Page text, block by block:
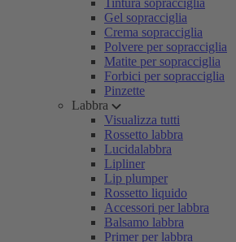
Tintura sopracciglia
Gel sopracciglia
Crema sopracciglia
Polvere per sopracciglia
Matite per sopracciglia
Forbici per sopracciglia
Pinzette
Labbra
Visualizza tutti
Rossetto labbra
Lucidalabbra
Lipliner
Lip plumper
Rossetto liquido
Accessori per labbra
Balsamo labbra
Primer per labbra